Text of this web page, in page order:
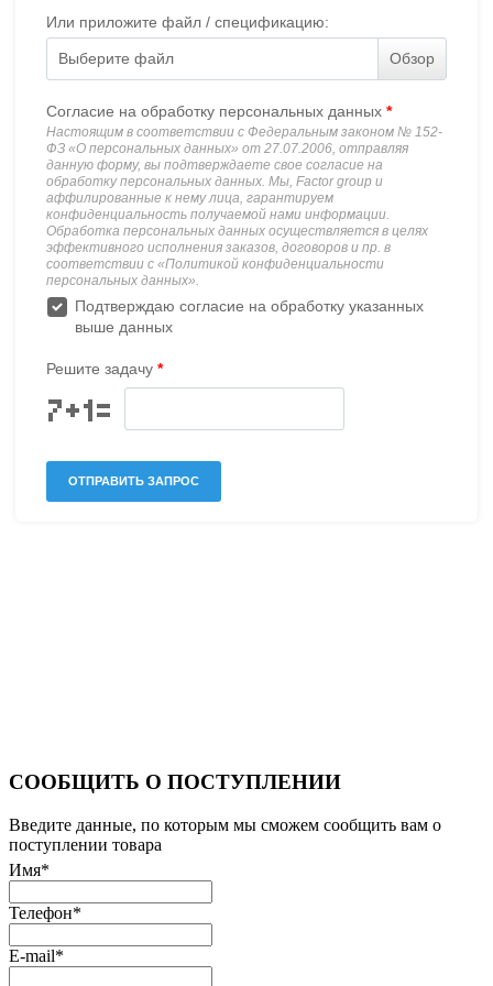
СООБЩИТЬ О ПОСТУПЛЕНИИ
Введите данные, по которым мы сможем сообщить вам о
поступлении товара
Имя*
Телефон*
E-mail*